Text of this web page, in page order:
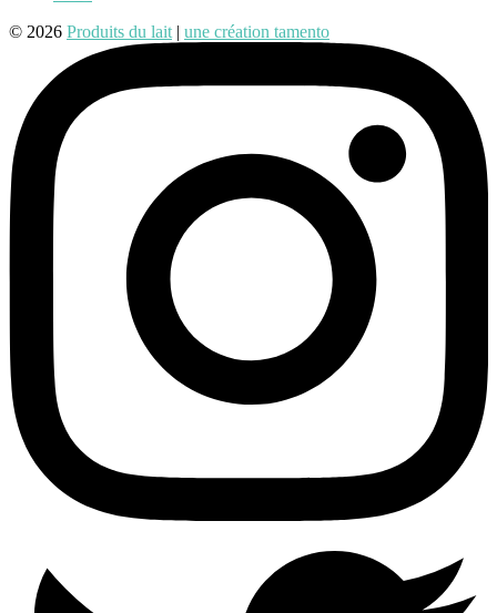
© 2026 Produits du lait | une création tamento